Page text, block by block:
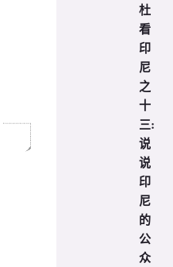
杜
看
印
尼
之
十
三:
说
说
印
尼
的
公
众